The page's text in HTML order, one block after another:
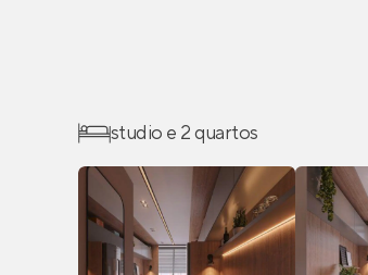
studio e 2 quartos